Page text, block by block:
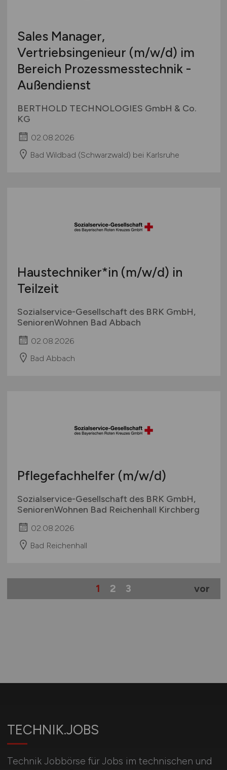
Sales Manager,
Vertriebsingenieur (m/w/d) im
Bereich Prozessmesstechnik -
Außendienst
BERTHOLD TECHNOLOGIES GmbH & Co.
KG
02.08.2026
Bad Wildbad (Schwarzwald) bei Karlsruhe
Haustechniker*in (m/w/d) in
Teilzeit
Sozialservice-Gesellschaft des BRK GmbH,
SeniorenWohnen Bad Abbach
02.08.2026
Bad Abbach
Pflegefachhelfer (m/w/d)
Sozialservice-Gesellschaft des BRK GmbH,
SeniorenWohnen Bad Reichenhall Kirchberg
02.08.2026
Bad Reichenhall
1 2 3 vor
TECHNIK.JOBS
Technik Jobbörse für Jobs im technischen und